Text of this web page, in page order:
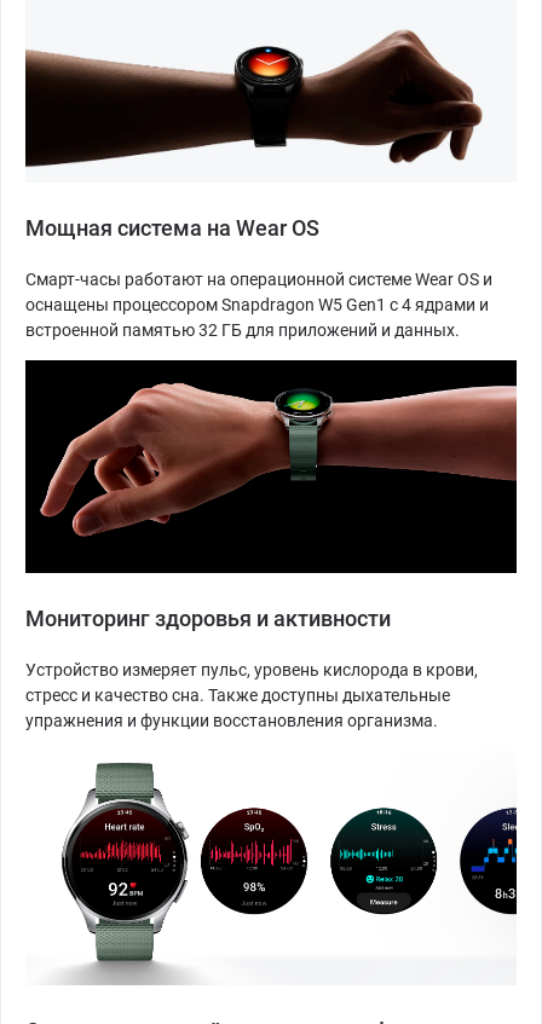
Мощная система на Wear OS
Смарт-часы работают на операционной системе Wear OS и
оснащены процессором Snapdragon W5 Gen1 с 4 ядрами и
встроенной памятью 32 ГБ для приложений и данных.
Мониторинг здоровья и активности
Устройство измеряет пульс, уровень кислорода в крови,
стресс и качество сна. Также доступны дыхательные
упражнения и функции восстановления организма.